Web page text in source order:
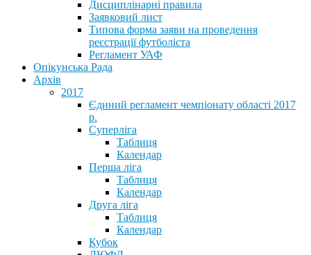
Дисциплінарні правила
Заявковий лист
Типова форма заяви на проведення
реєстрації футболіста
Регламент УАФ
Опікунська Рада
Архів
2017
Єдиний регламент чемпіонату області 2017
р.
Суперліга
Таблиця
Календар
Перша ліга
Таблиця
Календар
Друга ліга
Таблиця
Календар
Кубок